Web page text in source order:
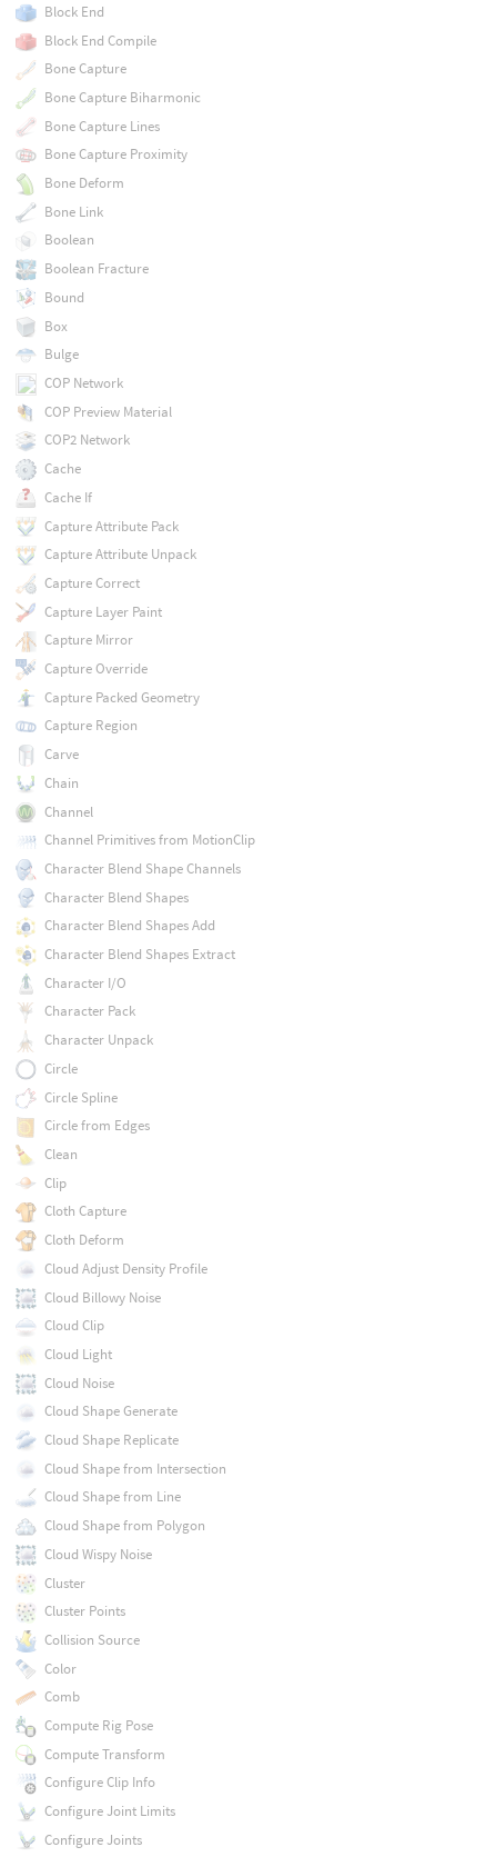
Block End
Block End Compile
Bone Capture
Bone Capture Biharmonic
Bone Capture Lines
Bone Capture Proximity
Bone Deform
Bone Link
Boolean
Boolean Fracture
Bound
Box
Bulge
COP Network
COP Preview Material
COP2 Network
Cache
Cache If
Capture Attribute Pack
Capture Attribute Unpack
Capture Correct
Capture Layer Paint
Capture Mirror
Capture Override
Capture Packed Geometry
Capture Region
Carve
Chain
Channel
Channel Primitives from MotionClip
Character Blend Shape Channels
Character Blend Shapes
Character Blend Shapes Add
Character Blend Shapes Extract
Character I/O
Character Pack
Character Unpack
Circle
Circle Spline
Circle from Edges
Clean
Clip
Cloth Capture
Cloth Deform
Cloud Adjust Density Profile
Cloud Billowy Noise
Cloud Clip
Cloud Light
Cloud Noise
Cloud Shape Generate
Cloud Shape Replicate
Cloud Shape from Intersection
Cloud Shape from Line
Cloud Shape from Polygon
Cloud Wispy Noise
Cluster
Cluster Points
Collision Source
Color
Comb
Compute Rig Pose
Compute Transform
Configure Clip Info
Configure Joint Limits
Configure Joints